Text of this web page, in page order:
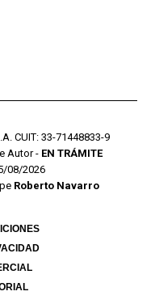
CUIT: 33-71448833-9
Autor - EN TRÁMITE
08/2026
Roberto Navarro